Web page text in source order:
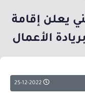
يعلن إقامة
الأعمال